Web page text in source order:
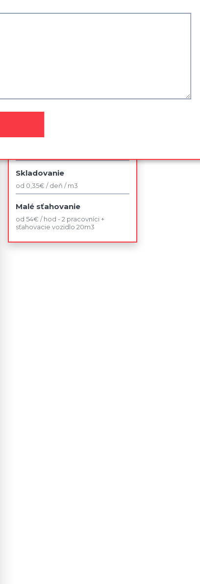
Likvidácia nábytku
Skladovanie
od 0,35€ / deň / m3
Malé sťahovanie
od 54€ / hod - 2 pracovníci +
sťahovacie vozidlo 20m3